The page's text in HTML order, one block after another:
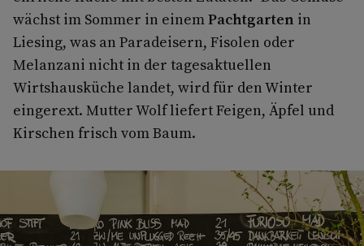
wächst im Sommer in einemPachtgarten in
Liesing, was an Paradeisern, Fisolen oder
Melanzani nicht in der tagesaktuellen
Wirtshausküche landet, wird für den Winter
eingerext. Mutter Wolf liefert Feigen, Äpfel und
Kirschen frisch vom Baum.